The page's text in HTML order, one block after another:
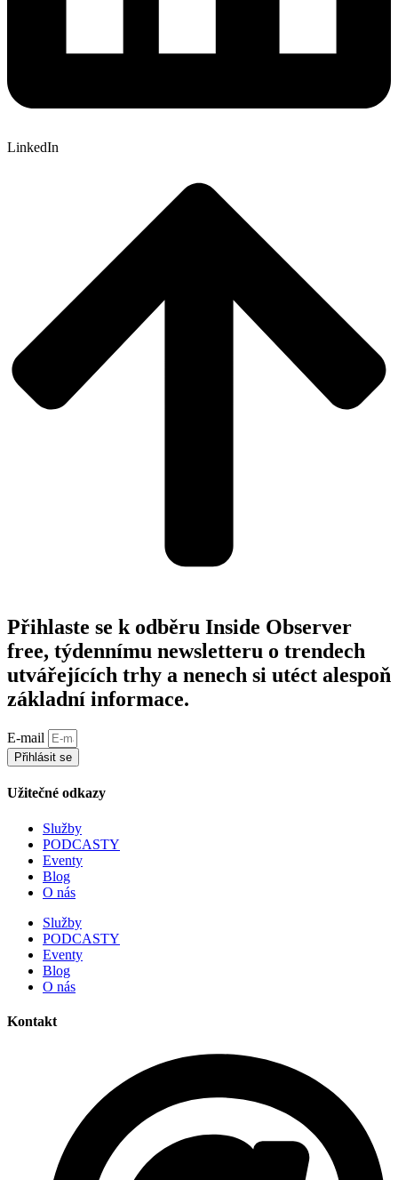
LinkedIn
Přihlaste se k odběru Inside Observer
free, týdennímu newsletteru o trendech
utvářejících trhy a nenech si utéct alespoň
základní informace.
E-mail
Přihlásit se
Užitečné odkazy
Služby
PODCASTY
Eventy
Blog
O nás
Služby
PODCASTY
Eventy
Blog
O nás
Kontakt